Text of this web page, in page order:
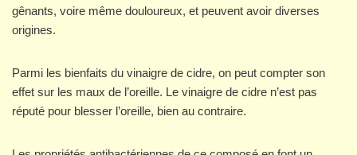
gênants, voire même douloureux, et peuvent avoir diverses
origines.
Parmi les bienfaits du vinaigre de cidre, on peut compter son
effet sur les maux de l’oreille. Le vinaigre de cidre n’est pas
réputé pour blesser l’oreille, bien au contraire.